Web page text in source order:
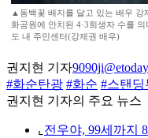
▲동백꽃 배지를 달고 있는 배우 강
화공원에 안치된 4·3희생자 수를
도 내 주민센터(강제권 배우)
권지현 기자
#화순탄광 #화순 #스탠딩
권지현 기자의 주요 뉴스
⌞ 전우야, 99세까지